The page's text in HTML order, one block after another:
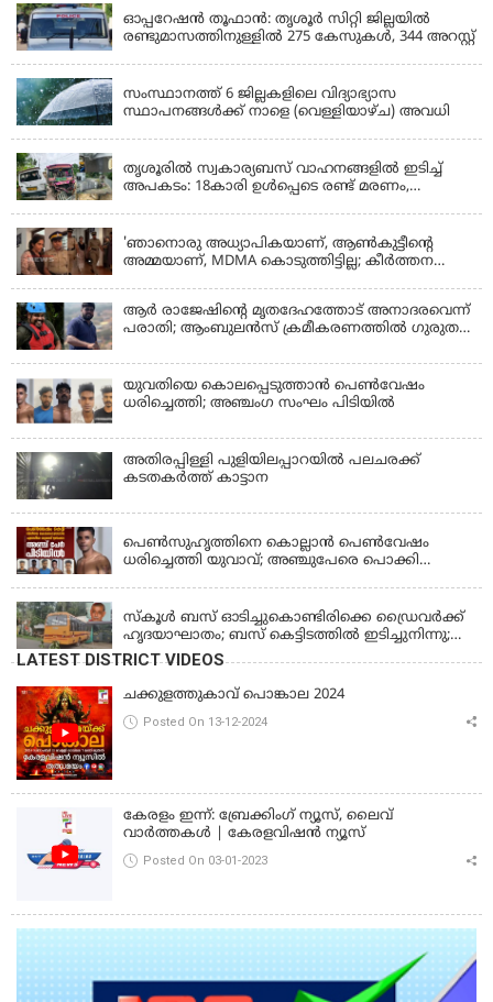
ഓപ്പറേഷൻ തൂഫാൻ: തൃശൂർ സിറ്റി ജില്ലയിൽ
രണ്ടുമാസത്തിനുള്ളിൽ 275 കേസുകൾ, 344 അറസ്റ്റ്
സംസ്ഥാനത്ത് 6 ജില്ലകളിലെ വിദ്യാഭ്യാസ
സ്ഥാപനങ്ങൾക്ക് നാളെ (വെള്ളിയാഴ്ച) അവധി
തൃശൂരിൽ സ്വകാര്യബസ് വാഹനങ്ങളില്‍ ഇടിച്ച്
അപകടം: 18കാരി ഉൾപ്പെടെ രണ്ട് മരണം,
'ഞാനൊരു അധ്യാപികയാണ്, ആണ്‍കുട്ടീന്റെ
അമ്മയാണ്‌, MDMA കൊടുത്തിട്ടില്ല; കീർത്തന
ആര്‍ രാജേഷിന്റെ മൃതദേഹത്തോട് അനാദരവെന്ന്
പരാതി; ആംബുലന്‍സ് ക്രമീകരണത്തില്‍ ഗുരുതര
ഫ്രീസര്‍ സംവിധാനം ഇല്ലാതെയെന്നും ആരോപണം
യുവതിയെ കൊലപ്പെടുത്താൻ പെൺവേഷം
ധരിച്ചെത്തി; അഞ്ചംഗ സംഘം പിടിയിൽ
അതിരപ്പിള്ളി പുളിയിലപ്പാറയിൽ പലചരക്ക്
കടതകർത്ത് കാട്ടാന
പെണ്‍സുഹൃത്തിനെ കൊല്ലാന്‍ പെണ്‍വേഷം
ധരിച്ചെത്തി യുവാവ്; അഞ്ചുപേരെ പൊക്കി
സ്കൂൾ ബസ് ഓടിച്ചുകൊണ്ടിരിക്കെ ഡ്രൈവർക്ക്
ഹൃദയാഘാതം; ബസ് കെട്ടിടത്തിൽ ഇടിച്ചുനിന്നു;
ഡ്രൈവർ മരിച്ചു, രണ്ട് കുട്ടികൾക്ക് പരിക്ക്
LATEST DISTRICT VIDEOS
ചക്കുളത്തുകാവ് പൊങ്കാല 2024
Posted On 13-12-2024
കേരളം ഇന്ന്: ബ്രേക്കിംഗ് ന്യൂസ്, ലൈവ്
വാർത്തകൾ | കേരളവിഷൻ ന്യൂസ്
Posted On 03-01-2023